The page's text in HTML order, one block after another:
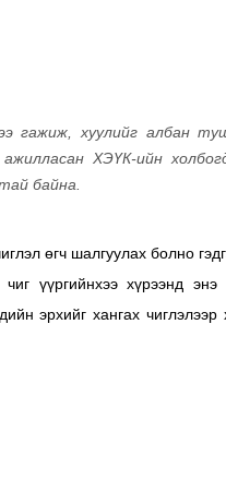
гажиж, хуулийг албан
ажилласан ХЭҮК-ийн
байна.
өгч шалгуулах болно
үүргийнхээ хүрээнд
эрхийг хангах чиглэлээр